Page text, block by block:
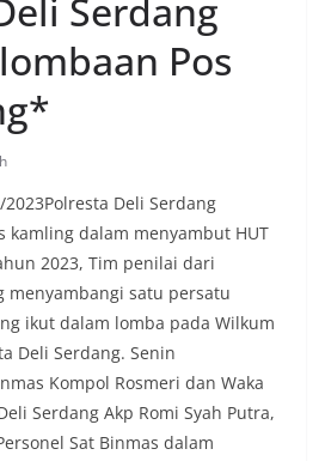
sebagian besar tengah bersiap
HUT Kemerdekaan RI
persiapan di lingkungan
dialog yang berlangsung
menyapa warga,
keamanan dan kenyamanan
tinggal, serta membuka ruang
arah agar warga dapat
keluhan maupun informasi terkait
di sekitar mereka.‎‎‎Salah satu
disampaikan dalam kegiatan
imbauan kepada warga untuk
Merah Putih secara penuh,
tiang, sebagai bentuk
dan rasa cinta tanah air
HUT Kemerdekaan RI.
bahwa pemasangan
benar merupakan salah satu
masyarakat dalam
Serdang
Pos
Deli Serdang
kamling dalam menyambut HUT
2023, Tim penilai dari
menyambangi satu persatu
ikut dalam lomba pada Wilkum
Deli Serdang. Senin
Kompol Rosmeri dan Waka
Serdang Akp Romi Syah Putra,
Sat Binmas dalam